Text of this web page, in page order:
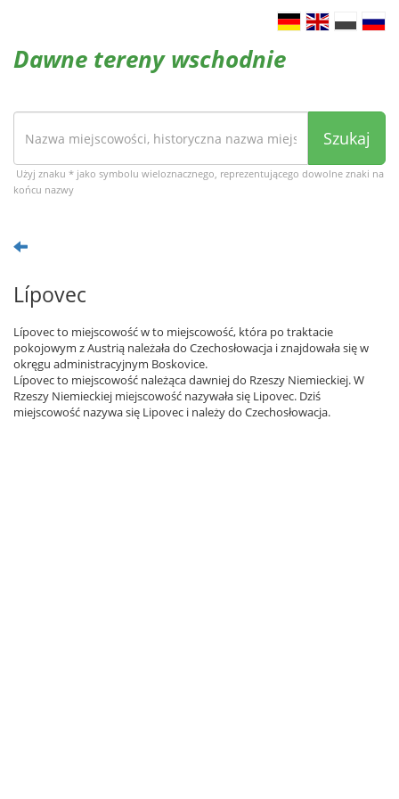
Dawne tereny wschodnie
Szukaj
Użyj znaku * jako symbolu wieloznacznego, reprezentującego dowolne znaki na
końcu nazwy
Lípovec
Lípovec to miejscowość w to miejscowość, która po traktacie
pokojowym z Austrią należała do Czechosłowacja i znajdowała się w
okręgu administracyjnym Boskovice.
Lípovec to miejscowość należąca dawniej do Rzeszy Niemieckiej. W
Rzeszy Niemieckiej miejscowość nazywała się Lipovec. Dziś
miejscowość nazywa się Lipovec i należy do Czechosłowacja.